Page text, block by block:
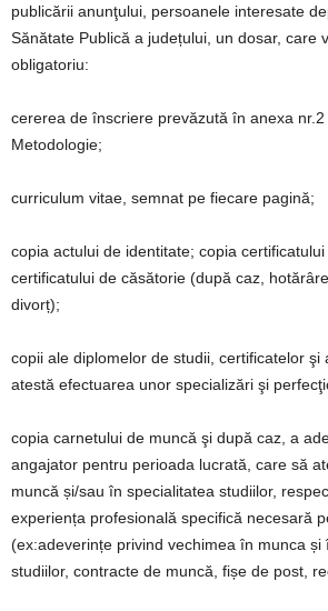
publicării anunţului, persoanele interesate
Sănătate Publică a județului, un dosar, care
obligatoriu:
cererea de înscriere prevăzută în anexa
Metodologie;
curriculum vitae, semnat pe fiecare pagină;
copia actului de identitate; copia
certificatului de căsătorie (după caz,
divorț);
copii ale diplomelor de studii, certificatelor şi
atestă efectuarea unor specializări şi
copia carnetului de muncă şi după caz, a
angajator pentru perioada lucrată, care să
muncă și/sau în specialitatea studiilor,
experiența profesională specifică necesară
(ex:adeverințe privind vechimea în munca și
studiilor, contracte de muncă, fișe de post,